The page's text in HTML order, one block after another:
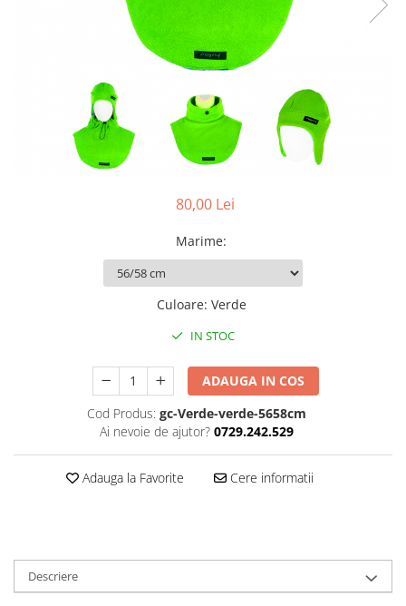
80,00 Lei
Marime:
Culoare: Verde
IN STOC
ADAUGA IN COS
Cod Produs: gc-Verde-verde-5658cm
Ai nevoie de ajutor? 0729.242.529
Adauga la Favorite Cere informatii
Descriere